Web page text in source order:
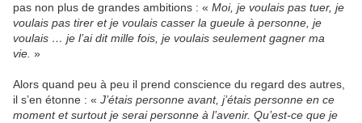
pas non plus de grandes ambitions : « Moi, je voulais pas tuer, je
voulais pas tirer et je voulais casser la gueule à personne, je
voulais … je l’ai dit mille fois, je voulais seulement gagner ma
vie. »
Alors quand peu à peu il prend conscience du regard des autres,
il s’en étonne : « J’étais personne avant, j’étais personne en ce
moment et surtout je serai personne à l’avenir. Qu’est-ce que je